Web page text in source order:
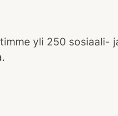
yli 250 sosiaali-